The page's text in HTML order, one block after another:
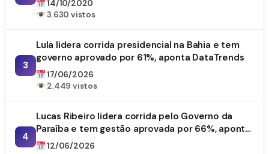
14/10/2020
3.630 vistos
3
Lula lidera corrida presidencial na Bahia e tem
governo aprovado por 61%, aponta DataTrends
17/06/2026
2.449 vistos
4
Lucas Ribeiro lidera corrida pelo Governo da
Paraíba e tem gestão aprovada por 66%, aponta
DataTrends
12/06/2026